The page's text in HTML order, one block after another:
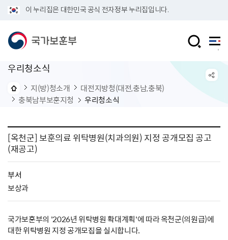
이 누리집은 대한민국 공식 전자정부 누리집입니다.
우리청소식
지(방)청소개
대전지방청(대전,충남,충북)
충북남부보훈지청
우리청소식
[옥천군] 보훈의료 위탁병원(치과의원) 지정 공개모집 공고
(재공고)
부서
보상과
국가보훈부의 '2026년 위탁병원 확대계획'에 따라 옥천군(의원급)에
대한 위탁병원 지정 공개모집을 실시합니다.